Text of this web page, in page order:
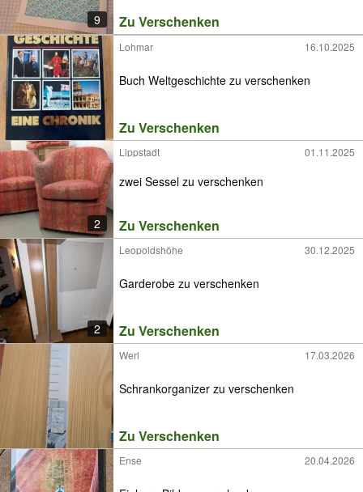
9 Zu Verschenken
Lohmar 16.10.2025
Buch Weltgeschichte zu verschenken
Zu Verschenken
2
Lippstadt 01.11.2025
zwei Sessel zu verschenken
Zu Verschenken
2
Leopoldshöhe 30.12.2025
Garderobe zu verschenken
Zu Verschenken
Werl 17.03.2026
Schrankorganizer zu verschenken
Zu Verschenken
Ense 20.04.2026